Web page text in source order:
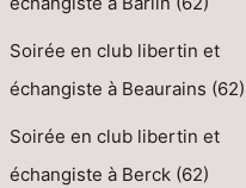
Soirée en club libertin et
échangiste à Beaurains (62)
Soirée en club libertin et
échangiste à Berck (62)